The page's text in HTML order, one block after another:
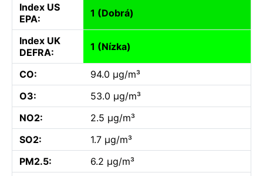
Index US
EPA:
1 (Dobrá)
Index UK
DEFRA:
1 (Nízka)
CO:
94.0 µg/m³
O3:
53.0 µg/m³
NO2:
2.5 µg/m³
SO2:
1.7 µg/m³
PM2.5:
6.2 µg/m³